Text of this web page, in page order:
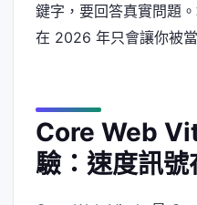
鍵字，要回答真實問題
在 2026 年只會讓你被
Core Web
驗：速度訊